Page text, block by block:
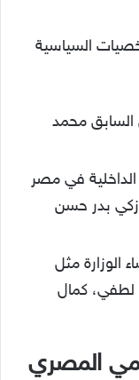
السياسية
السابق محمد
في مصر
بدر حسن
الوزارة مثل
كمال
المصري